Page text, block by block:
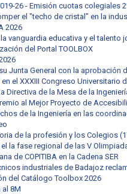
26 - Emisión cuotas colegiales
el "techo de cristal" en la
2026
vanguardia educativa y el talento
del Portal TOOLBOX
Junta General con la
en el XXXIII Congreso
Directiva de la Mesa de la
al Mejor Proyecto de
de la Ingeniería en las
de la profesión y los Colegios
el la fase regional de las V
de COPITIBA en la Cadena SER
industriales de Badajoz
del Catálogo Toolbox 2026
al 8M